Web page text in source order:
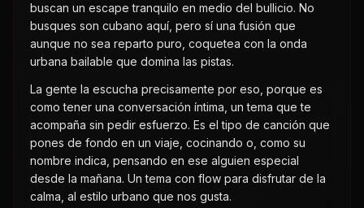
buscan un escape tranquilo en medio del bullicio. No
busques son cubano aquí, pero sí una fusión que
aunque no sea reparto puro, coquetea con la onda
urbana bailable que domina las pistas.
La gente la escucha precisamente por eso, porque es
como tener una conversación íntima, un tema que te
acompaña sin pedir esfuerzo. Es el tipo de canción que
pones de fondo en un viaje, cocinando o, como su
nombre indica, pensando en ese alguien especial
desde la mañana. Un tema con flow para disfrutar de la
calma, al estilo urbano que nos gusta.